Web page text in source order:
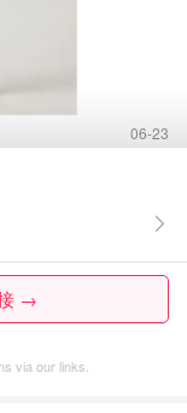
06-23
→
via our links.